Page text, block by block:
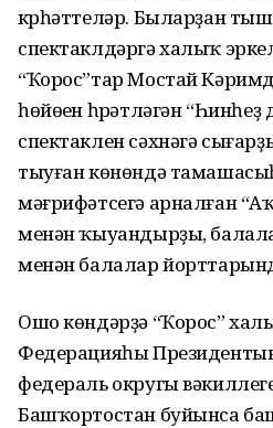
күрһәттеләр. Быларҙан
спектаклдәргә халыҡ
“Ҡорос”тар Мостай
һөйөүен һүрәтләгән
спектаклен сәхнәгә
тыуған көнөндә
мәғрифәтсегә арналған
менән ҡыуандырҙы,
менән балалар
Ошо көндәрҙә “Ҡорос”
Федерацияһы
федераль округы
Башҡортостан буйынса